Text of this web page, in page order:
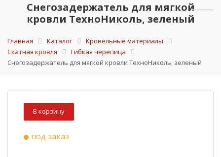
Снегозадержатель для мягкой
кровли ТехноНиколь, зеленый
Главная Каталог
Кровельные материалы
Скатная кровля
Гибкая черепица
Снегозадержатель для мягкой кровли ТехноНиколь, зеленый
В корзину
под заказ